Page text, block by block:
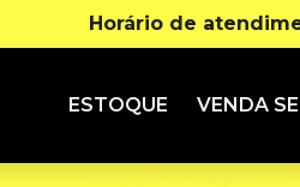
Horário de
ESTOQUE VENDA